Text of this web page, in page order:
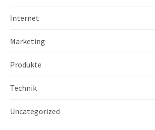
Internet
Marketing
Produkte
Technik
Uncategorized